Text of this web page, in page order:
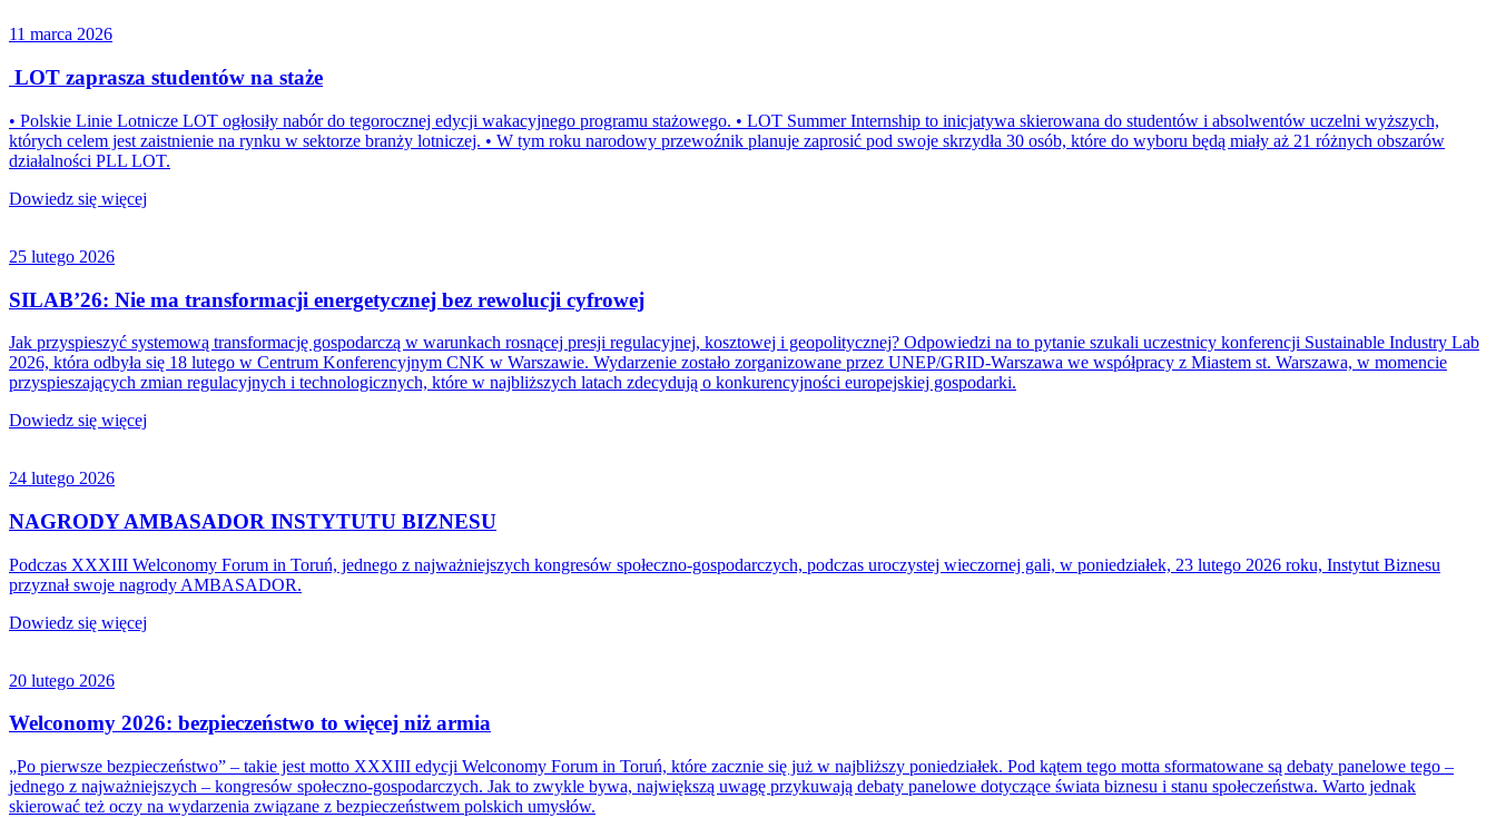
11 marca 2026
LOT zaprasza studentów na staże
• Polskie Linie Lotnicze LOT ogłosiły nabór do tegorocznej edycji wakacyjnego programu stażowego. • LOT Summer Internship to inicjatywa skierowana do studentów i absolwentów uczelni wyższych,
których celem jest zaistnienie na rynku w sektorze branży lotniczej. • W tym roku narodowy przewoźnik planuje zaprosić pod swoje skrzydła 30 osób, które do wyboru będą miały aż 21 różnych obszarów
działalności PLL LOT.
Dowiedz się więcej
25 lutego 2026
SILAB’26: Nie ma transformacji energetycznej bez rewolucji cyfrowej
Jak przyspieszyć systemową transformację gospodarczą w warunkach rosnącej presji regulacyjnej, kosztowej i geopolitycznej? Odpowiedzi na to pytanie szukali uczestnicy konferencji Sustainable Industry Lab
2026, która odbyła się 18 lutego w Centrum Konferencyjnym CNK w Warszawie. Wydarzenie zostało zorganizowane przez UNEP/GRID-Warszawa we współpracy z Miastem st. Warszawa, w momencie
przyspieszających zmian regulacyjnych i technologicznych, które w najbliższych latach zdecydują o konkurencyjności europejskiej gospodarki.
Dowiedz się więcej
24 lutego 2026
NAGRODY AMBASADOR INSTYTUTU BIZNESU
Podczas XXXIII Welconomy Forum in Toruń, jednego z najważniejszych kongresów społeczno-gospodarczych, podczas uroczystej wieczornej gali, w poniedziałek, 23 lutego 2026 roku, Instytut Biznesu
przyznał swoje nagrody AMBASADOR.
Dowiedz się więcej
20 lutego 2026
Welconomy 2026: bezpieczeństwo to więcej niż armia
„Po pierwsze bezpieczeństwo” – takie jest motto XXXIII edycji Welconomy Forum in Toruń, które zacznie się już w najbliższy poniedziałek. Pod kątem tego motta sformatowane są debaty panelowe tego –
jednego z najważniejszych – kongresów społeczno-gospodarczych. Jak to zwykle bywa, największą uwagę przykuwają debaty panelowe dotyczące świata biznesu i stanu społeczeństwa. Warto jednak
skierować też oczy na wydarzenia związane z bezpieczeństwem polskich umysłów.